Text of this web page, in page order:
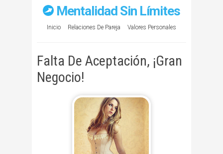
Mentalidad Sin Límites
Inicio Relaciones De Pareja Valores Personales
Falta De Aceptación, ¡Gran
Negocio!